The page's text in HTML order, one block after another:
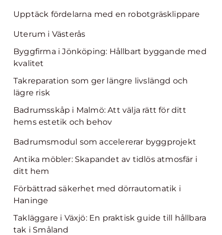
Upptäck fördelarna med en robotgräsklippare
Uterum i Västerås
Byggfirma i Jönköping: Hållbart byggande med
kvalitet
Takreparation som ger längre livslängd och
lägre risk
Badrumsskåp i Malmö: Att välja rätt för ditt
hems estetik och behov
Badrumsmodul som accelererar byggprojekt
Antika möbler: Skapandet av tidlös atmosfär i
ditt hem
Förbättrad säkerhet med dörrautomatik i
Haninge
Takläggare i Växjö: En praktisk guide till hållbara
tak i Småland